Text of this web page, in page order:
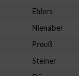
Ehlers
Nienaber
Preuß
Steiner